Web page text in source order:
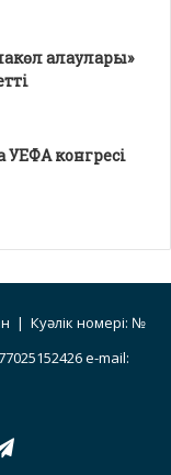
алаулары»
конгресі
| Куәлік номері: №
e-mail:
Telegram